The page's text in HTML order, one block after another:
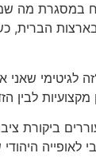
מה
לגיטימי
לאופייה